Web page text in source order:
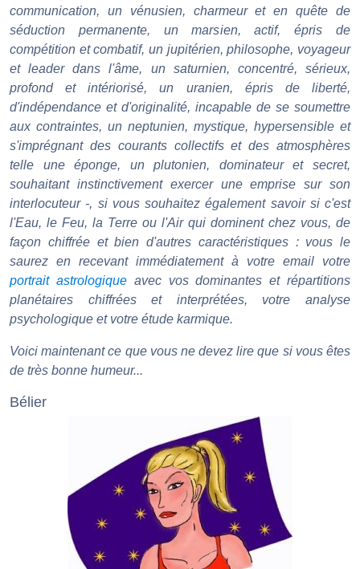
communication, un vénusien, charmeur et en quête de
séduction permanente, un marsien, actif, épris de
compétition et combatif, un jupitérien, philosophe, voyageur
et leader dans l'âme, un saturnien, concentré, sérieux,
profond et intériorisé, un uranien, épris de liberté,
d'indépendance et d'originalité, incapable de se soumettre
aux contraintes, un neptunien, mystique, hypersensible et
s'imprégnant des courants collectifs et des atmosphères
telle une éponge, un plutonien, dominateur et secret,
souhaitant instinctivement exercer une emprise sur son
interlocuteur -, si vous souhaitez également savoir si c'est
l'Eau, le Feu, la Terre ou l'Air qui dominent chez vous, de
façon chiffrée et bien d'autres caractéristiques : vous le
saurez en recevant immédiatement à votre email votre
portrait astrologiqueavec vos dominantes et répartitions
planétaires chiffrées et interprétées, votre analyse
psychologique et votre étude karmique.
Voici maintenant ce que vous ne devez lire que si vous êtes
de très bonne humeur...
Bélier